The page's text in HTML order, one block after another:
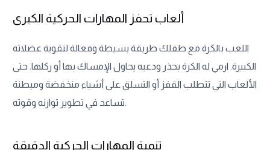
ألعاب تحفز المهارات الحركية الكبرى
اللعب بالكرة مع طفلك طريقة بسيطة وفعالة لتقوية عضلاته
الكبيرة. ارمي له الكرة بحذر ودعيه يحاول الإمساك بها أو ركلها. حتى
الألعاب التي تتطلب القفز أو التسلق على أشياء منخفضة ومبطنة
تساعد في تطوير توازنه وقوته.
تنمية المهارات الحركية الدقيقة